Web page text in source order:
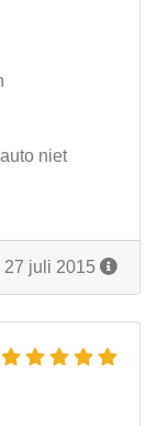
niet
27 juli 2015